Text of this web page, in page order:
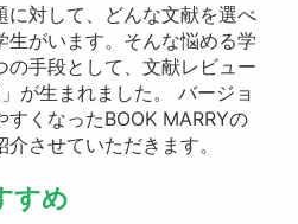
に対して、どんな文献を選べ
生がいます。そんな悩める学
の手段として、文献レビュー
が生まれました。 バージョ
すくなったBOOK MARRYの
させていただきます。
すめ